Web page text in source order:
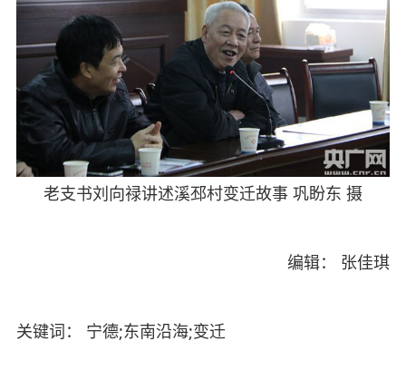
老支书刘向禄讲述溪邳村变迁故事 巩盼东 摄
编辑： 张佳琪
关键词： 宁德;东南沿海;变迁